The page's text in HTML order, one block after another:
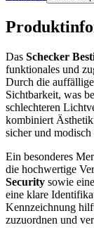
Das Schecker
funktionales und
Durch die
Sichtbarkeit, was
schlechteren
kombiniert
sicher und
Ein besonderes
die hochwertige
Security sowie
eine klare
Kennzeichnung
zuzuordnen und